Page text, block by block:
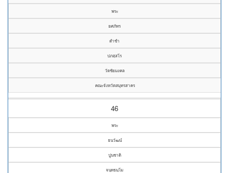
พระ
ยศภัทร
ดำขำ
ปภสฺสโร
วัดชัยมงคล
คณะจังหวัดสมุทรสาคร
46
พระ
ธนวัฒน์
ปูนชาติ
จนฺทธมฺโม